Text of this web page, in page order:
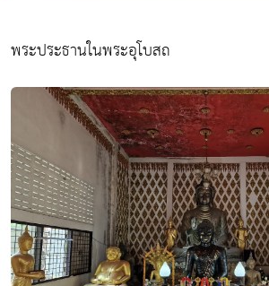
พระประธานในพระอุโบสถ